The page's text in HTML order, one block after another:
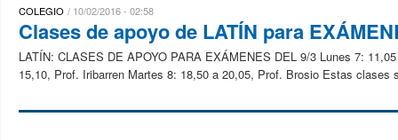
COLEGIO 10/02/2016 - 02:58
Clases de apoyo de LATÍN para
LATÍN: CLASES DE APOYO PARA EXÁMENES DEL 9/3 Lunes 7:
15,10, Prof. Iribarren Martes 8: 18,50 a 20,05, Prof. Brosio Estas clases